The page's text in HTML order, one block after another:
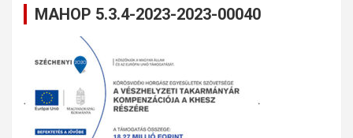
MAHOP 5.3.4-2023-2023-00040